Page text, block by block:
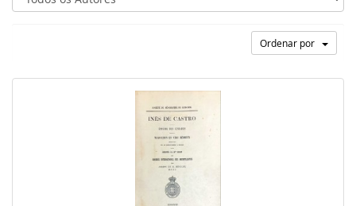
Ordenar por